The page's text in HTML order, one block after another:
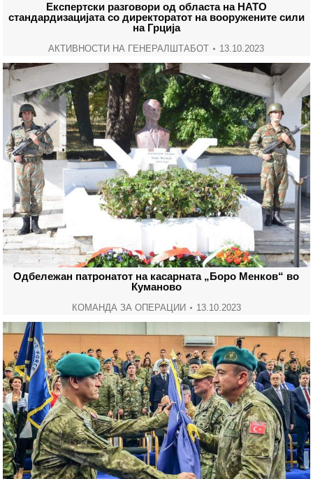
Експертски разговори од областа на НАТО
стандардизацијата со директоратот на вооружените сили
на Грција
АКТИВНОСТИ НА ГЕНЕРАЛШТАБОТ 13.10.2023
Одбележан патронатот на касарната „Боро Менков“ во
Куманово
КОМАНДА ЗА ОПЕРАЦИИ 13.10.2023